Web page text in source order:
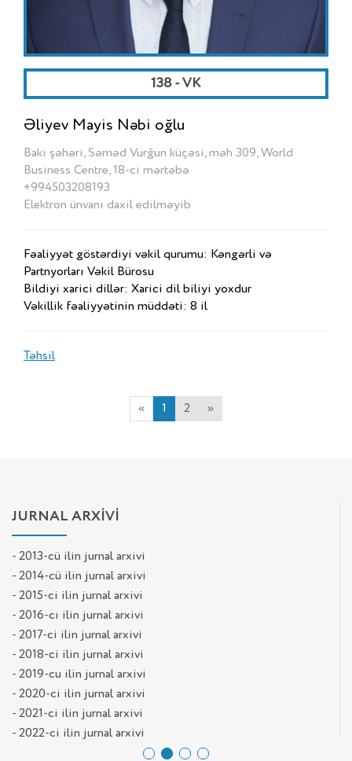
138 - VK
Əliyev Mayis Nəbi oğlu
Bakı şəhəri, Səməd Vurğun küçəsi, məh 309, World
Business Centre, 18-ci mərtəbə
+994503208193
Elektron ünvanı daxil edilməyib
Fəaliyyət göstərdiyi vəkil qurumu: Kəngərli və
Partnyorları Vəkil Bürosu
Bildiyi xarici dillər: Xarici dil biliyi yoxdur
Vəkillik fəaliyyətinin müddəti: 8 il
Təhsil
« 1 2 »
JURNAL ARXİVİ
- 2013-cü ilin jurnal arxivi
- 2014-cü ilin jurnal arxivi
- 2015-ci ilin jurnal arxivi
- 2016-cı ilin jurnal arxivi
- 2017-ci ilin jurnal arxivi
- 2018-ci ilin jurnal arxivi
- 2019-cu ilin jurnal arxivi
- 2020-ci ilin jurnal arxivi
- 2021-ci ilin jurnal arxivi
- 2022-ci ilin jurnal arxivi